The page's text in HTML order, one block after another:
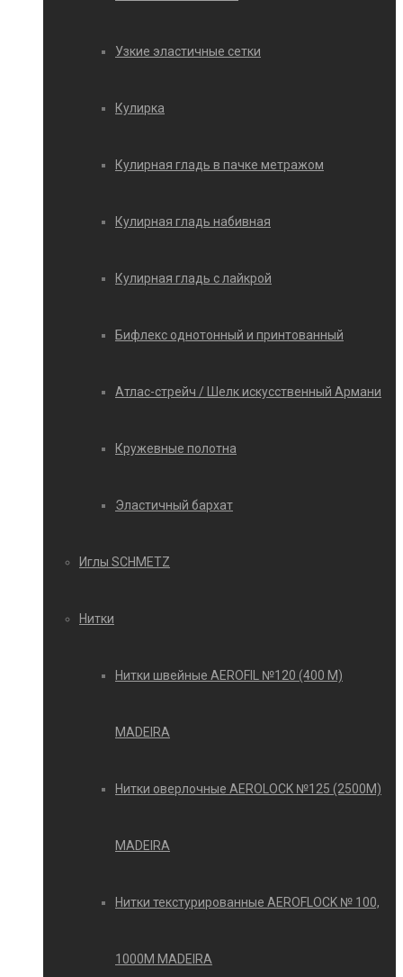
Узкие эластичные сетки
Кулирка
Кулирная гладь в пачке метражом
Кулирная гладь набивная
Кулирная гладь с лайкрой
Бифлекс однотонный и принтованный
Атлас-стрейч / Шелк искусственный Армани
Кружевные полотна
Эластичный бархат
Иглы SCHMETZ
Нитки
Нитки швейные AEROFIL №120 (400 М)
MADEIRA
Нитки оверлочные AEROLOCK №125 (2500М)
MADEIRA
Нитки текстурированные AEROFLOCK № 100,
1000М MADEIRA